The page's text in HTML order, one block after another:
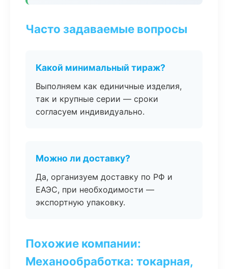
Часто задаваемые вопросы
Какой минимальный тираж?
Выполняем как единичные изделия,
так и крупные серии — сроки
согласуем индивидуально.
Можно ли доставку?
Да, организуем доставку по РФ и
ЕАЭС, при необходимости —
экспортную упаковку.
Похожие компании:
Механообработка: токарная,